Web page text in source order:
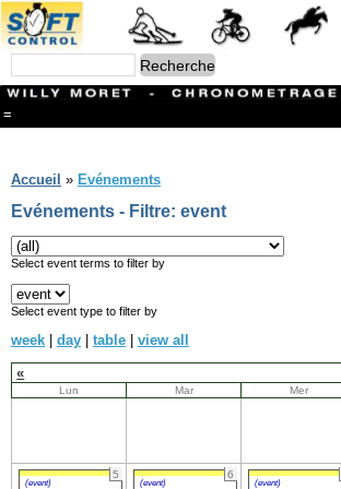
=
Branches
CONTACT
Ski ALPIN
Triathlon
Ski Nordique
Courses à pieds
Athlétisme
Slalom In-Line
Caisse à savon
Coupe "Journal La Gruyère"
Accueil » Evénements
Evénements - Filtre: event
Select event terms to filter by
Select event type to filter by
week | day | table | view all
«
Lun Mar Mer
5
(event)
6
(event) (event)